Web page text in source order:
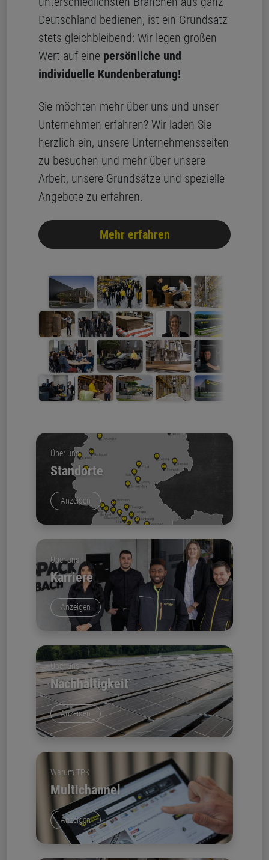
Deutschland bedienen, ist ein Grundsatz
stets gleichbleibend: Wir legen großen
Wert auf eine persönliche und
individuelle Kundenberatung!
Sie möchten mehr über uns und unser
Unternehmen erfahren? Wir laden Sie
herzlich ein, unsere Unternehmensseiten
zu besuchen und mehr über unsere
Arbeit, unsere Grundsätze und spezielle
Angebote zu erfahren.
Mehr erfahren
Über uns
Standorte
Anzeigen
Über uns
Karriere
Anzeigen
Über uns
Nachhaltigkeit
Anzeigen
Warum TPK
Multichannel
Anzeigen